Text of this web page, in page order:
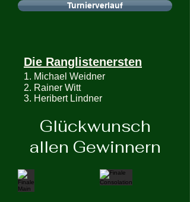
Turnierverlauf
Die Ranglistenersten
1. Michael Weidner
2. Rainer Witt
3. Heribert Lindner
Glückwunsch
allen Gewinnern